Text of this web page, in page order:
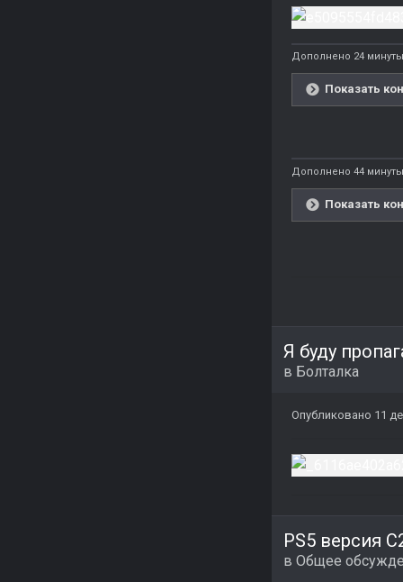
Дополнено 24
Показать
Дополнено 44
Показать
Я буду
в Болталка
Опубликовано 11
PS5 версия
в Общее